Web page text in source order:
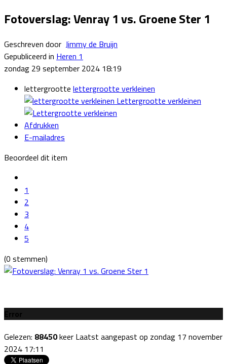
Fotoverslag: Venray 1 vs. Groene Ster 1
Geschreven door Jimmy de Bruijn
Gepubliceerd in Heren 1
zondag 29 september 2024 18:19
lettergrootte lettergrootte verkleinen
Lettergrootte verkleinen
Afdrukken
E-mailadres
Beoordeel dit item
1
2
3
4
5
(0 stemmen)
Error
Gelezen: 88450keer Laatst aangepast op zondag 17 november
2024 17:11